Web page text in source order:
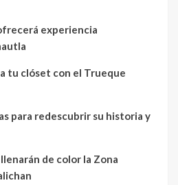
experiencia
tu clóset con el Trueque
para redescubrir su historia y
de color la Zona